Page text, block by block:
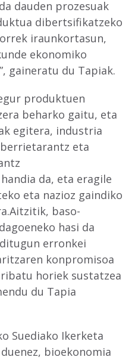
dauden prozesuak
dibertsifikatzeko
iraunkortasun,
ekonomiko
gaineratu du Tapiak.
produktuen
beharko gaitu, eta
egitera, industria
eta
da, eta eragile
eta nazioz gaindiko
baso-
hasi da
erronkei
konpromisoa
horiek sustatzea
du Tapia
Suediako Ikerketa
bioekonomia